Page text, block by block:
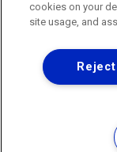
Termos
Política
cookies on your
site usage, and
Reject